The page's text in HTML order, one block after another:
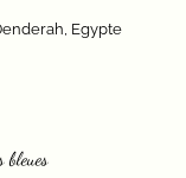
Egypte
bleues